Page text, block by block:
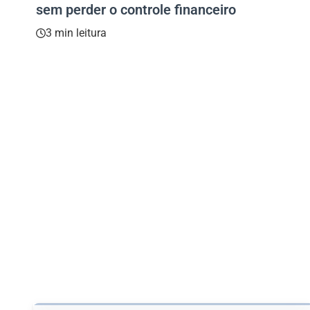
sem perder o controle financeiro
3 min leitura